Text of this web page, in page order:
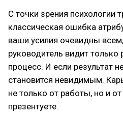
С точки зрения психологии
классическая ошибка
ваши усилия очевидны
руководитель видит только
процесс. И если результат
становится невидимым.
не только от работы, но и
презентуете.